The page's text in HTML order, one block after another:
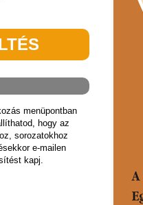
menüpontban
hogy az
sorozatokhoz
e-mailen
kapj.